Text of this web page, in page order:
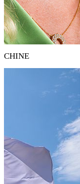
CHINE